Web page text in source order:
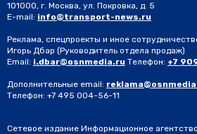
101000, г. Москва, ул. Покровка, д. 5
E-mail: info@transport-news.ru
Реклама, спецпроекты и иное
Игорь Дбар (Руководитель отдела продаж)
Email: i.dbar@osnmedia.ru Телефон: +7
Дополнительные email:
Телефон: +7 495 004-56-11
Сетевое издание Информационное